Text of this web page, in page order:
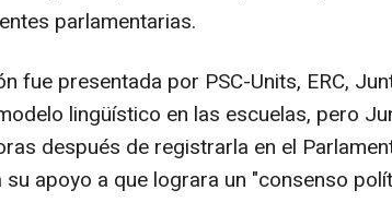
parlamentarias.
fue presentada por PSC-Units, ERC,
lingüístico en las escuelas, pero
después de registrarla en el
apoyo a que lograra un "consenso